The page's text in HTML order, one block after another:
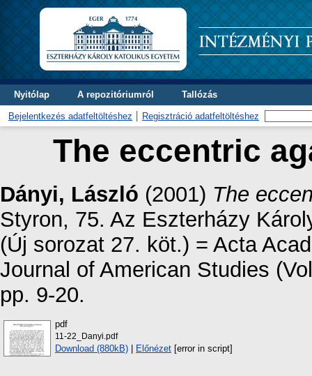
Nyitólap A repozitóriumról Tallózás
Bejelentkezés adatfeltöltéshez Regisztráció adatfeltöltéshez
The eccentric
Dányi, László (2001) The
Styron, 75. Az Eszterházy
(Új sorozat 27. köt.) = Acta
Journal of American Studies
pp. 9-20.
pdf
11-22_Danyi.pdf
Download (880kB) | Előnézet [error in script]